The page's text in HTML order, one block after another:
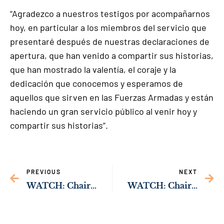
“Agradezco a nuestros testigos por acompañarnos
hoy, en particular a los miembros del servicio que
presentaré después de nuestras declaraciones de
apertura, que han venido a compartir sus historias,
que han mostrado la valentía, el coraje y la
dedicación que conocemos y esperamos de
aquellos que sirven en las Fuerzas Armadas y están
haciendo un gran servicio público al venir hoy y
compartir sus historias”.
PREVIOUS
WATCH: Chair Ossoff’s Opening Statement in PSI Hearing on Mistreatment of Military Families on Privatized Housing
NEXT
WATCH: Chair Ossoff’s Opening Statement in PSI Hearing on Mistreatment of Military Families on Privatized Housing￼